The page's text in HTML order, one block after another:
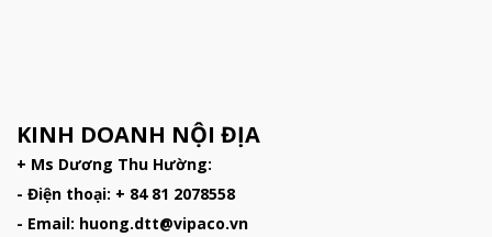
KINH DOANH NỘI ĐỊA
+ Ms Dương Thu Hường:
- Điện thoại: + 84 81 2078558
- Email: huong.dtt@vipaco.vn